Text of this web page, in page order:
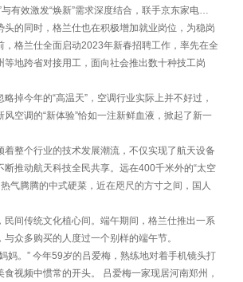
与有效激发“焕新”需求深度结合，联手京东家电…
的同时，格兰仕也在积极增加就业岗位，为稳岗
，格兰仕全面启动2023年新春招聘工作，率先在全
等地跨省对接用工，面向社会推出数十种技工岗
今年的“高温天”，空调行业实际上并不好过，
空调的“新体验”恰如一注新鲜血液，掀起了新一
整个行业的技术发展潮流，不仅实现了航天设备
断推动航天科技全民共享。远在400千米外的“太空
气腾腾的中式硬菜，近在咫尺的方寸之间，国人
间传统文化植心间。端午期间，格兰仕推出一系
众多购买的人度过一个别样的端午节。
。” 今年59岁的吕爱梅，熟练地对着手机镜头打
视频中惯常的开头。 吕爱梅一家现居河南郑州，